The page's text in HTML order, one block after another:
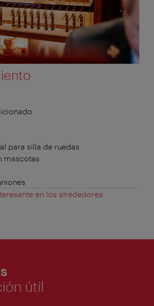
para silla de ruedas
mascotas
en los alrededores
útil